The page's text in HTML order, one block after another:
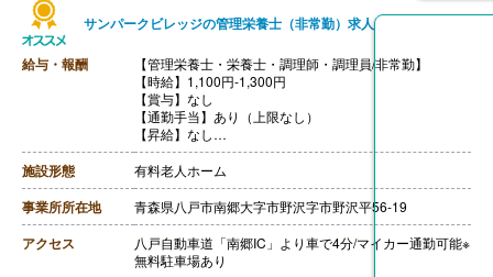
サンパークビレッジの管理栄養士（非常勤）求人
給与・報酬
【管理栄養士・栄養士・調理師・調理員/非常勤】
【時給】1,100円-1,300円
【賞与】なし
【通勤手当】あり（上限なし）
【昇給】なし
【退職金】なし
施設形態 有料老人ホーム
事業所所在地 青森県八戸市南郷大字市野沢字市野沢平56-19
アクセス
八戸自動車道「南郷IC」より車で4分/マイカー通勤可能※
無料駐車場あり